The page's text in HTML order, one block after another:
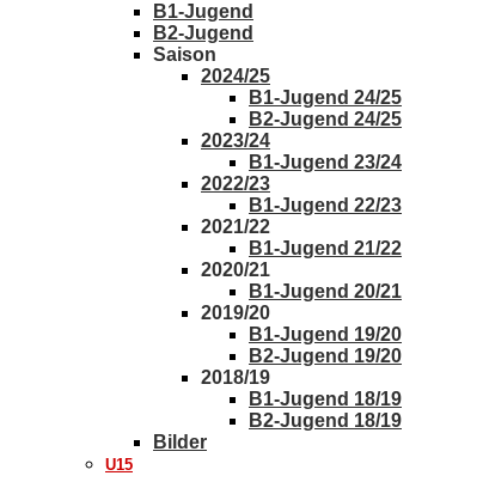
B1-Jugend
B2-Jugend
Saison
2024/25
B1-Jugend 24/25
B2-Jugend 24/25
2023/24
B1-Jugend 23/24
2022/23
B1-Jugend 22/23
2021/22
B1-Jugend 21/22
2020/21
B1-Jugend 20/21
2019/20
B1-Jugend 19/20
B2-Jugend 19/20
2018/19
B1-Jugend 18/19
B2-Jugend 18/19
Bilder
U15